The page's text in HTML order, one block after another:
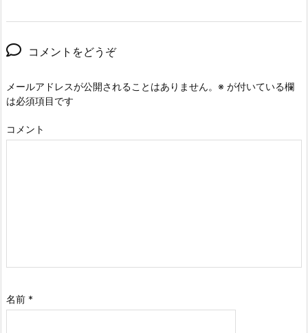
コメントをどうぞ
メールアドレスが公開されることはありません。 ※ が付いている欄
は必須項目です
コメント
名前 *